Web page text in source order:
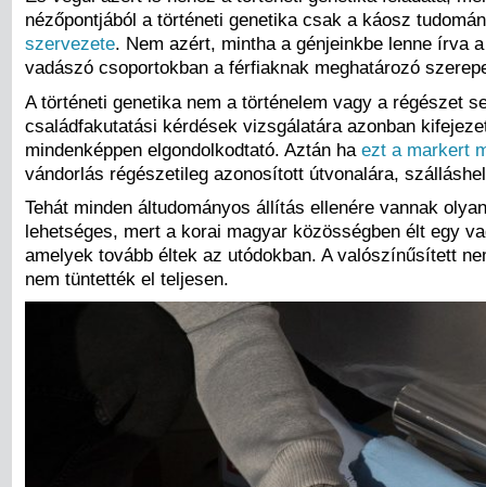
nézőpontjából a történeti genetika csak a káosz
szervezete. Nem azért, mintha a génjeinkbe lenne írva
vadászó csoportokban a férfiaknak meghatározó
A történeti genetika nem a történelem vagy a régészet
családfakutatási kérdések vizsgálatára azonban
mindenképpen elgondolkodtató. Aztán ha ezt a markert
vándorlás régészetileg azonosított útvonalára,
Tehát minden áltudományos állítás ellenére vannak
lehetséges, mert a korai magyar közösségben élt egy
amelyek tovább éltek az utódokban. A valószínűsített
nem tüntették el teljesen.